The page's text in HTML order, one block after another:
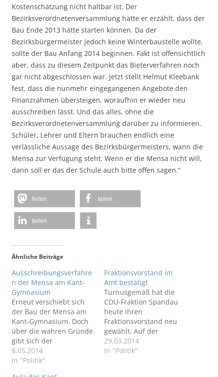
Kostenschätzung nicht haltbar ist. Der
Bezirksverordnetenversammlung hatte er erzählt, dass der
Bau Ende 2013 hätte starten können. Da der
Bezirksbürgermeister jedoch keine Winterbaustelle wollte,
sollte der Bau Anfang 2014 beginnen. Fakt ist offensichtlich
aber, dass zu diesem Zeitpunkt das Bieterverfahren noch
gar nicht abgeschlossen war. Jetzt stellt Helmut Kleebank
fest, dass die nunmehr eingegangenen Angebote den
Finanzrahmen übersteigen, woraufhin er wieder neu
ausschreiben lässt. Und das alles, ohne die
Bezirksverordnetenversammlung darüber zu informieren.
Schüler, Lehrer und Eltern brauchen endlich eine
verlässliche Aussage des Bezirksbürgermeisters, wann die
Mensa zur Verfügung steht. Wenn er die Mensa nicht will,
dann soll er das der Schule auch bitte offen sagen.“
teilen teilen
teilen
Ähnliche Beiträge
Ausschreibungsverfahre
n der Mensa am Kant-
Gymnasium
Erneut verschiebt sich
der Bau der Mensa am
Kant-Gymnasium. Doch
über die wahren Gründe
gibt sich der
Bezirksbürgermeister
sehr zugeknöpft...
8.05.2014
In "Politik"
Fraktionsvorstand im
Amt bestätigt
Turnusgemäß hat die
CDU-Fraktion Spandau
heute ihren
Fraktionsvorstand neu
gewählt. Auf der
zweitägigen
Klausurtagung der CDU-
29.03.2014
In "Politik"